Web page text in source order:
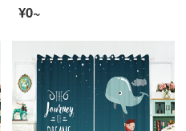
¥0~